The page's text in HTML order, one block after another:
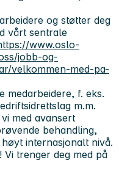
og støtter deg
vårt sentrale
www.oslo-
jobb-og-
velkommen-med-pa-
medarbeidere, f. eks.
m.m.
med avansert
behandling,
internasjonalt nivå.
trenger deg med på